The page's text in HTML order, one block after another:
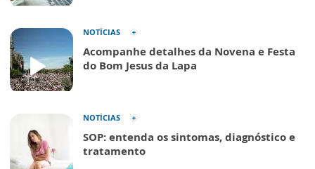
NOTÍCIAS
Acompanhe detalhes da Novena e Festa
do Bom Jesus da Lapa
NOTÍCIAS
SOP: entenda os sintomas, diagnóstico e
tratamento